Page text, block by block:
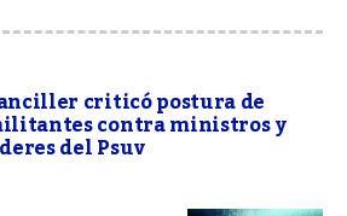
criticó postura de
contra ministros y
del Psuv